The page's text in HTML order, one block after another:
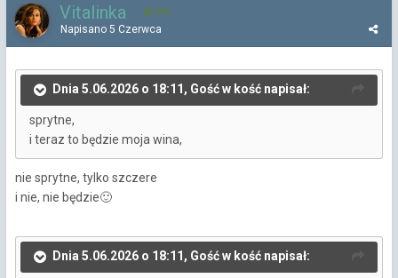
Vitalinka 392
Napisano 5 Czerwca
Dnia 5.06.2026 o 18:11, Gość w kość napisał:
sprytne,
i teraz to będzie moja wina,
nie sprytne, tylko szczere
i nie, nie będzie🙂
Dnia 5.06.2026 o 18:11, Gość w kość napisał: